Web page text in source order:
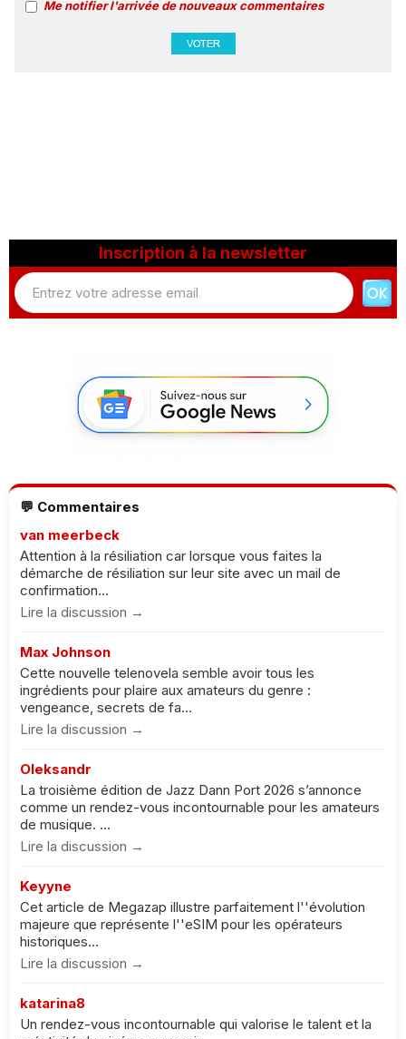
Me notifier l'arrivée de nouveaux commentaires
Inscription à la newsletter
💬 Commentaires
van meerbeck
Attention à la résiliation car lorsque vous faites la
démarche de résiliation sur leur site avec un mail de
confirmation...
Lire la discussion →
Max Johnson
Cette nouvelle telenovela semble avoir tous les
ingrédients pour plaire aux amateurs du genre :
vengeance, secrets de fa...
Lire la discussion →
Oleksandr
La troisième édition de Jazz Dann Port 2026 s’annonce
comme un rendez-vous incontournable pour les amateurs
de musique. ...
Lire la discussion →
Keyyne
Cet article de Megazap illustre parfaitement l''évolution
majeure que représente l''eSIM pour les opérateurs
historiques...
Lire la discussion →
katarina8
Un rendez-vous incontournable qui valorise le talent et la